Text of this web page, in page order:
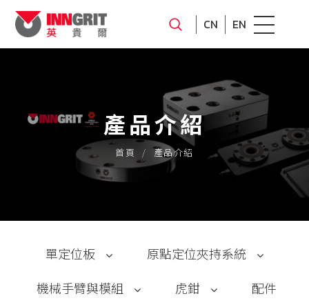
CN EN
產品介紹
首頁 產品介紹
單定位板 原點定位夾持系統
機械手臂與模組 虎鉗
配件